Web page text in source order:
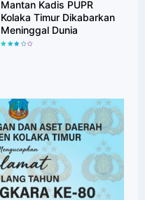
Mantan Kadis PUPR
Kolaka Timur Dikabarkan
Meninggal Dunia